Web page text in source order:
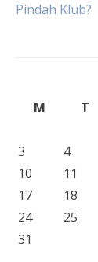
Pindah Klub?
M
T
3
4
10
11
17
18
24
25
31